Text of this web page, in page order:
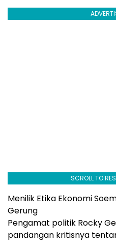
SCROLL TO
Menilik Etika Ekonomi
Gerung
Pengamat politik Rocky
pandangan kritisnya